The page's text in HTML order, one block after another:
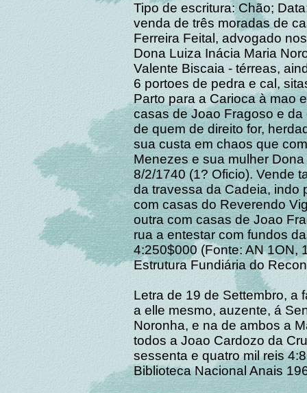
Tipo de escritura: Chão;
venda de três moradas de
Ferreira Feital, advogado
Dona Luiza Inácia Maria
Valente Biscaia - térreas,
6 portoes de pedra e cal,
Parto para a Carioca à mao
casas de Joao Fragoso e
de quem de direito for,
sua custa em chaos que
Menezes e sua mulher
8/2/1740 (1? Oficio). Vende
da travessa da Cadeia, indo
com casas do Reverendo
outra com casas de Joao
rua a entestar com fundos
4:250$000 (Fonte: AN 1ON,
Estrutura Fundiária do
Letra de 19 de Settembro, a
a elle mesmo, auzente, á
Noronha, e na de ambos a
todos a Joao Cardozo da
sessenta e quatro mil reis
Biblioteca Nacional Anais